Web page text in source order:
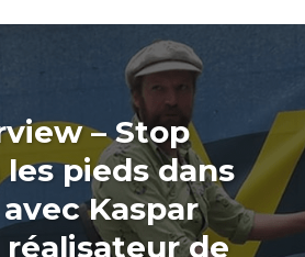
– Stop
pieds dans
avec Kaspar
réalisateur de